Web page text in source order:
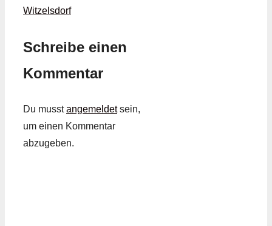
Witzelsdorf
Schreibe einen
Kommentar
Du musstangemeldetsein,
um einen Kommentar
abzugeben.